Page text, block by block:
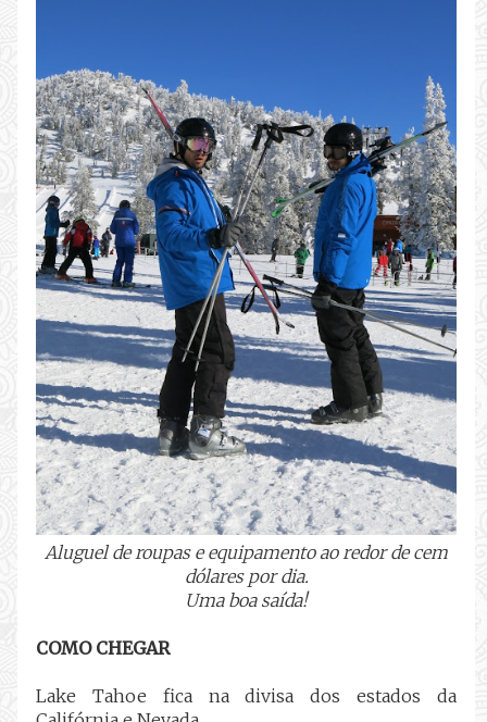
Aluguel de roupas e equipamento ao redor de cem
dólares por dia.
Uma boa saída!
COMO CHEGAR
Lake Tahoe fica na divisa dos estados da